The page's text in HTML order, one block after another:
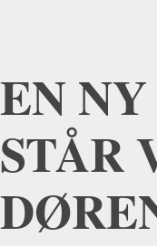
EN
STÅR